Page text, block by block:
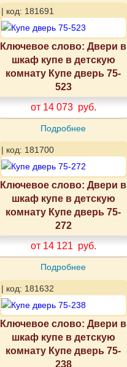
| код: 181691
Ключевое слово: Двери в
шкаф купе в детскую
комнату Купе дверь 75-
523
от 14 073 руб.
Подробнее
| код: 181700
Ключевое слово: Двери в
шкаф купе в детскую
комнату Купе дверь 75-
272
от 14 121 руб.
Подробнее
| код: 181632
Ключевое слово: Двери в
шкаф купе в детскую
комнату Купе дверь 75-
238